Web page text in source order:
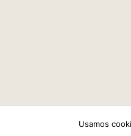
Usamos